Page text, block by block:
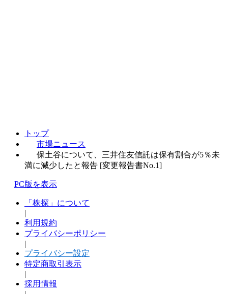
トップ
市場ニュース
保土谷について、三井住友信託は保有割合が5％未
満に減少したと報告 [変更報告書No.1]
PC版を表示
「株探」について
|
利用規約
プライバシーポリシー
|
プライバシー設定
特定商取引表示
|
採用情報